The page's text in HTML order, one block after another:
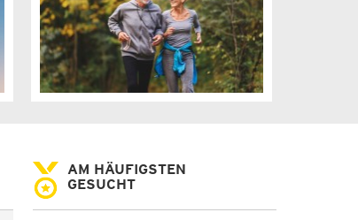
AM HÄUFIGSTEN
GESUCHT